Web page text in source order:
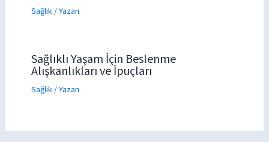
Sağlık/ Yazan
Sağlıklı Yaşam İçin Beslenme
Alışkanlıkları ve İpuçları
Sağlık/ Yazan